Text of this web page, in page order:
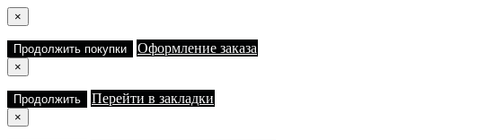
×
Продолжить покупки Оформление заказа
×
Продолжить Перейти в закладки
×